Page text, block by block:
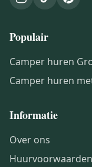
Populair
Camper huren
Camper huren
Informatie
Over ons
Huurvoorwaarden